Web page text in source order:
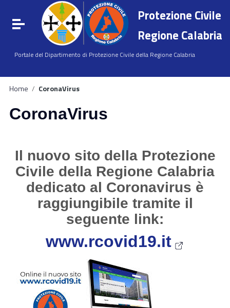
Vai ai contenuti
Vai al menu di navigazione
Vai al footer
Attiva / disattiva la navigazione
Protezione Civile
Regione Calabria
Portale del Dipartimento di Protezione Civile della Regione Calabria
Home / CoronaVirus
CoronaVirus
Il nuovo sito della Protezione
Civile della Regione Calabria
dedicato al Coronavirus è
raggiungibile tramite il
seguente link:
www.rcovid19.it